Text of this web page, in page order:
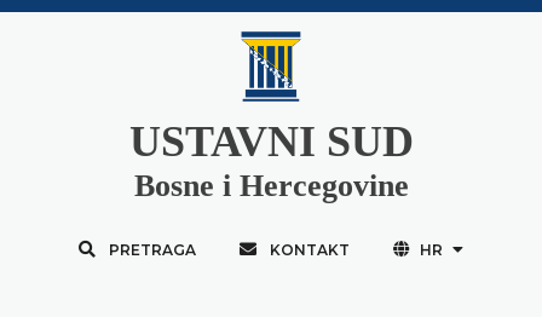
USTAVNI SUD
Bosne i Hercegovine
PRETRAGA KONTAKT HR